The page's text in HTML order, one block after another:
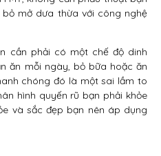
mở dưa thừa với công nghệ
cần phải có một chế độ dinh
ăn mỗi ngày, bỏ bữa hoặc ăn
chóng đó là một sai lầm to
hình quyến rũ bạn phải khỏe
và sắc đẹp bạn nên áp dụng